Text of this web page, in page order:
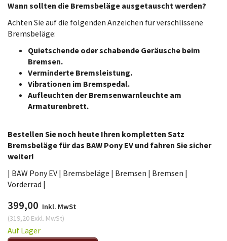
Wann sollten die Bremsbeläge ausgetauscht werden?
Achten Sie auf die folgenden Anzeichen für verschlissene
Bremsbeläge:
Quietschende oder schabende Geräusche beim
Bremsen.
Verminderte Bremsleistung.
Vibrationen im Bremspedal.
Aufleuchten der Bremsenwarnleuchte am
Armaturenbrett.
Bestellen Sie noch heute Ihren kompletten Satz
Bremsbeläge für das BAW Pony EV und fahren Sie sicher
weiter!
| BAW Pony EV | Bremsbeläge | Bremsen | Bremsen |
Vorderrad |
399,00 Inkl. MwSt
(319,20 Exkl. MwSt)
Auf Lager